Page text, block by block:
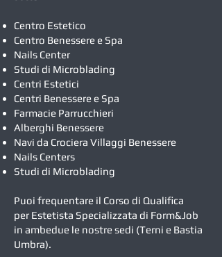
Centro Estetico
Centro Benessere e Spa
Nails Center
Studi di Microblading
Centri Estetici
Centri Benessere e Spa
Farmacie Parrucchieri
Alberghi Benessere
Navi da Crociera Villaggi Benessere
Nails Centers
Studi di Microblading
Puoi frequentare il Corso di Qualifica
per Estetista Specializzata di Form&Job
in ambedue le nostre sedi (Terni e Bastia
Umbra).